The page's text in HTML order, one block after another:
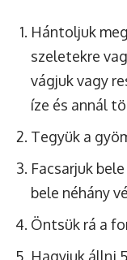
Hántoljuk
szeletekre
vágjuk vagy
íze és annál
Tegyük a
Facsarjuk
bele néhány
Öntsük rá a
Hagyjuk állni